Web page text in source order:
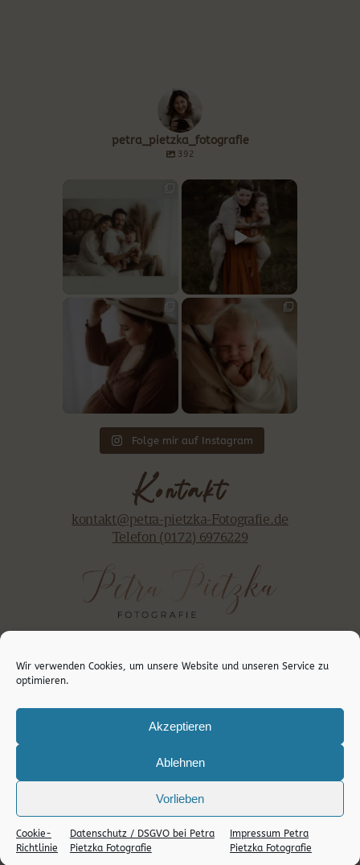
Wir verwenden Cookies, um unsere Website und unseren Service zu
optimieren.
Akzeptieren
Ablehnen
Vorlieben
Cookie-
Richtlinie
Datenschutz / DSGVO bei Petra
Pietzka Fotografie
Impressum Petra
Pietzka Fotografie
petra_pietzka_fotografie
392
Ein Jahr ist sie jetzt alt.
Ein Jahr voller erster
19 2
Manche Familien darf ich
nicht nur einmal
11 2
Bald zu viert
Bei diesem Shooting
ging ...
Aus zwei wird drei.
Und die Welt steht
20 3
Folge mir auf Instagram
Kontakt
kontakt@petra-pietzka-Fotografie.de
Telefon (0172) 6976229
AGB
Impressum
Folge mir
Deine Fotografin in Kerpen und Umgebung
PETRA PIETZKA FOTOGRAFIE | NEUGEBORENEN-, BABY- & FAMILIENFOTOGRAFIN IM RHEIN-ERFT-
KREIS: KERPEN, BERGHEIM, KÖLN, DÜREN, PULHEIM, HÜRTH, ERFTSTADT